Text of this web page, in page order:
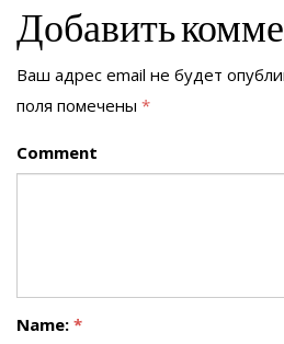
Добавить
Ваш адрес email не будет
поля помечены *
Comment
Name: *